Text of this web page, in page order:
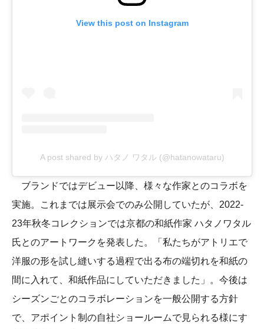
View this post on Instagram
A post shared by ハタノ ワタル (@hatanowataru)
ブランドではデビュー以降、様々な作家とのコラボを
実施。これまでは展示会でのみ公開していたが、2022-
23年秋冬コレクションでは京都の和紙作家 ハタノワタル
氏とのアートワークを発表した。「私たちがアトリエで
洋服の形を試し縫いする過程で出る布の端切れを和紙の
間に入れて、和紙作品にしていただきました」。今後は
シーズンごとのコラボレーションを一般公開する方針
で、アポイント制の自社ショールームで見られる様にす